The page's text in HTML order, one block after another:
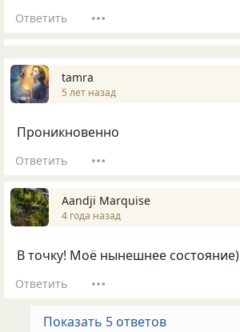
Ответить
tamra
5 лет назад
Проникновенно
Ответить
Aandji Marquise
4 года назад
В точку! Моё нынешнее состояние)
Ответить
Показать 5 ответов